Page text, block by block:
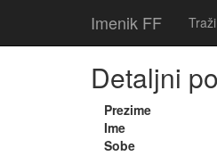
Imenik FF Traži
Detaljni
Prezime
Ime
Sobe